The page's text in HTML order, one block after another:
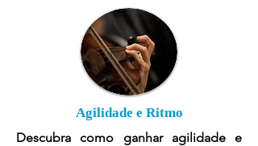
Agilidade e Ritmo
Descubra como ganhar agilidade e